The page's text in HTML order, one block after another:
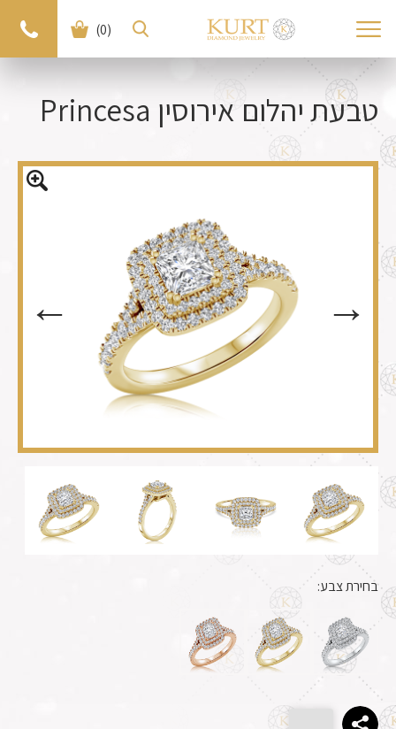
(0)
< חזרה למוצרים למוצר הבא >
טבעת יהלום אירוסין Princesa
← ←
בחירת צבע: